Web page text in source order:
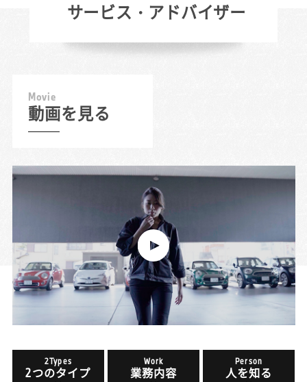
サービス・アドバイザー
Movie
動画を見る
2Types
2つのタイプ
Work
業務内容
Person
人を知る